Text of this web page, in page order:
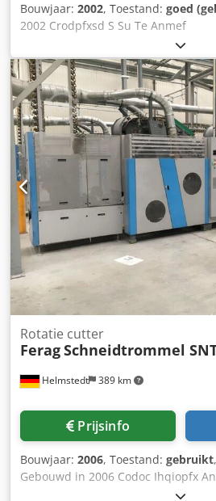
Bouwjaar: 2002, Toestand: goed
2002 Crodpfxsd S Su Te Anmef
Helmstedt 389 km
Rotatie cutter
FeragSchneidtrommel
Prijsinfo
Bouwjaar: 2006, Toestand: gebruikt
Gebouwd in 2006 Codoc Ihqiopfx